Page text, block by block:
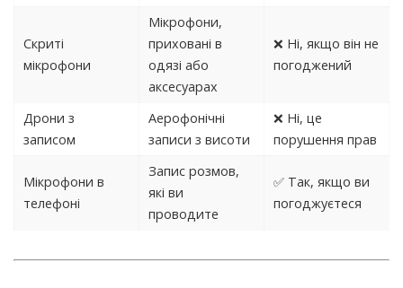
Скриті
мікрофони
Мікрофони,
приховані в
одязі або
аксесуарах
❌ Ні, якщо він не
погоджений
Дрони з
записом
Аерофонічні
записи з висоти
❌ Ні, це
порушення прав
Мікрофони в
телефоні
Запис розмов,
які ви
проводите
✅ Так, якщо ви
погоджуєтеся